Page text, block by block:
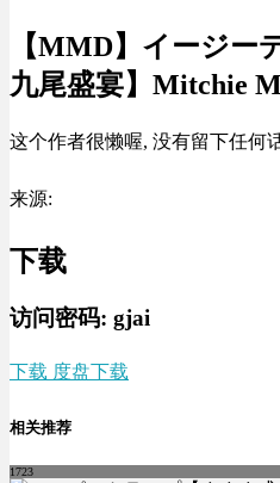
【MMD】イージー
九尾盛宴】Mitchie
这个作者很懒喔, 没有留下任何
来源:
下载
访问密码: gjai
下载 度盘下载
相关推荐
1723